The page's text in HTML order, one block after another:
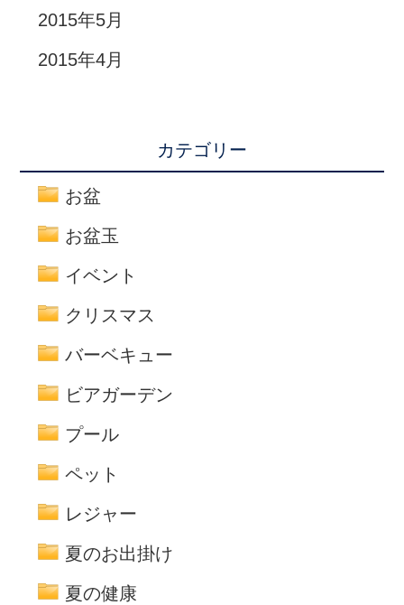
2015年5月
2015年4月
カテゴリー
お盆
お盆玉
イベント
クリスマス
バーベキュー
ビアガーデン
プール
ペット
レジャー
夏のお出掛け
夏の健康